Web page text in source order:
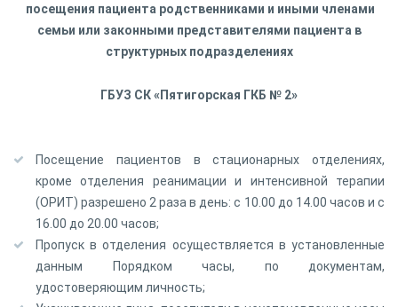
посещения пациента родственниками и иными членами
семьи или законными представителями пациента в
структурных подразделениях
ГБУЗ СК «Пятигорская ГКБ № 2»
Посещение пациентов в стационарных отделениях,
кроме отделения реанимации и интенсивной терапии
(ОРИТ) разрешено 2 раза в день: с 10.00 до 14.00 часов и с
16.00 до 20.00 часов;
Пропуск в отделения осуществляется в установленные
данным Порядком часы, по документам,
удостоверяющим личность;